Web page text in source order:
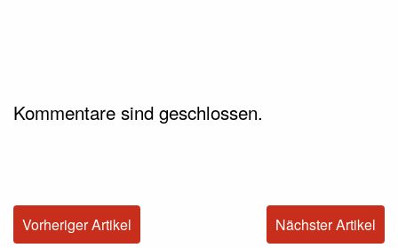
Kommentare sind geschlossen.
Nächster Artikel
Vorheriger Artikel